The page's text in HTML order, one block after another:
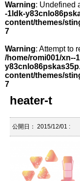
Warning: Undefined
-1ldk-
content/themes/
7
Warning: Attempt to
/home/romi001/xn--
content/themes/
7
heater-t
公開日： 2015/12/01 :